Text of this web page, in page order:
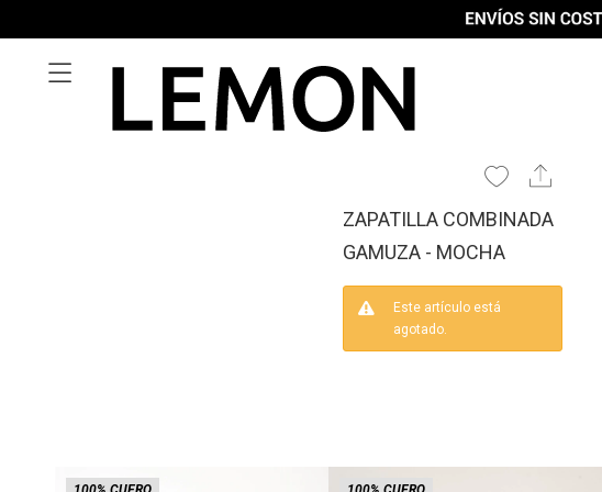

ZAPATILLA COMBINADA
GAMUZA - MOCHA
Este artículo está
agotado.